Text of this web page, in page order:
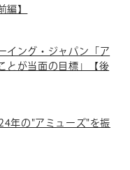
編】
イング・ジャパン「ア
とが当面の目標」【後
年の"アミューズ"を振